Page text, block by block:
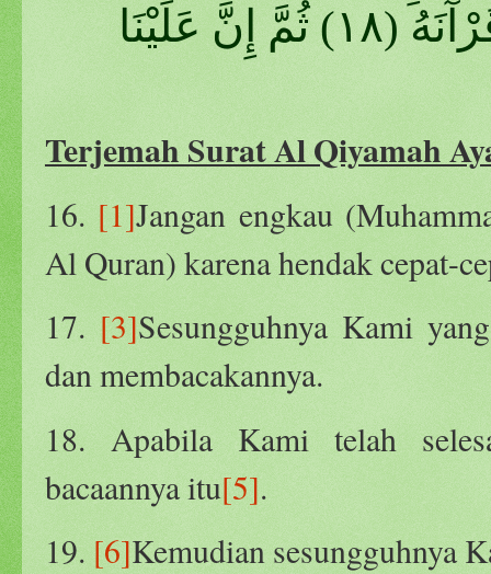
وَقُرْآنَهُ (١٧)فَإِذَا قَرَأْنَاهُ فَاتَّبِعْ قُرْآنَهُ (١٨) ثُمَّ إِنَّ عَلَيْنَا
Terjemah Surat Al Qiyamah
16. [1]Jangan engkau
Al Quran) karena hendak cepat-
17. [3]Sesungguhnya Kami
dan membacakannya.
18. Apabila Kami telah
bacaannya itu[5].
19. [6]Kemudian sesungguhnya